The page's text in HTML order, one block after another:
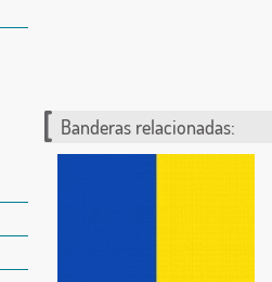
Banderas relacionadas: